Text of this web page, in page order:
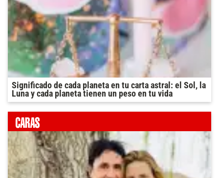
Significado de cada planeta en tu carta astral: el Sol, la
Luna y cada planeta tienen un peso en tu vida